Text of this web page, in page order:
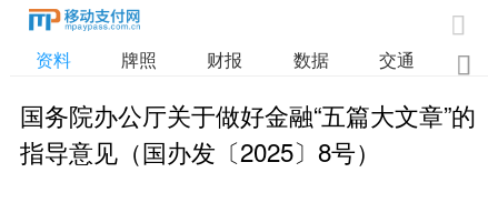

资料 牌照 财报 数据 交通 
国务院办公厅关于做好金融“五篇大文章”的
指导意见（国办发〔2025〕8号）